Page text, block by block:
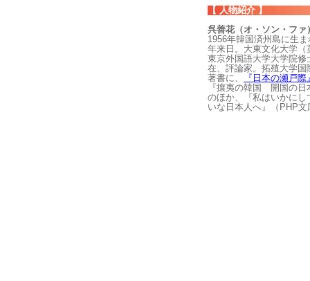
【 人物紹介 】
呉善花（オ・ソン・ファ
1956年韓国済州島に生
年来日。大東文化大学
東京外国語大学大学院
在、評論家。拓殖大学国
著書に、
『日本の瀬戸際
『攘夷の韓国 開国の日
のほか、『私はいかに
いな日本人へ』（PHP